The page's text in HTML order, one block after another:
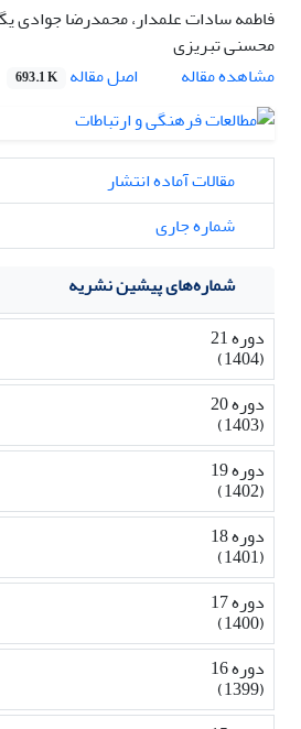
فاطمه سادات علمدار، محمدرضا جوادی
محسنی تبریزی
مشاهده مقاله
اصل مقاله 693.1 K
مقالات آماده انتشار
شماره جاری
شماره‌های پیشین نشریه
دوره 21
(1404)
دوره 20
(1403)
دوره 19
(1402)
دوره 18
(1401)
دوره 17
(1400)
دوره 16
(1399)